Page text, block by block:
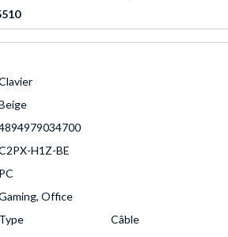
H1Z-BE
PC
Office
Type
Câble